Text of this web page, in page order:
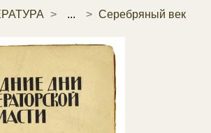
... Серебряный век